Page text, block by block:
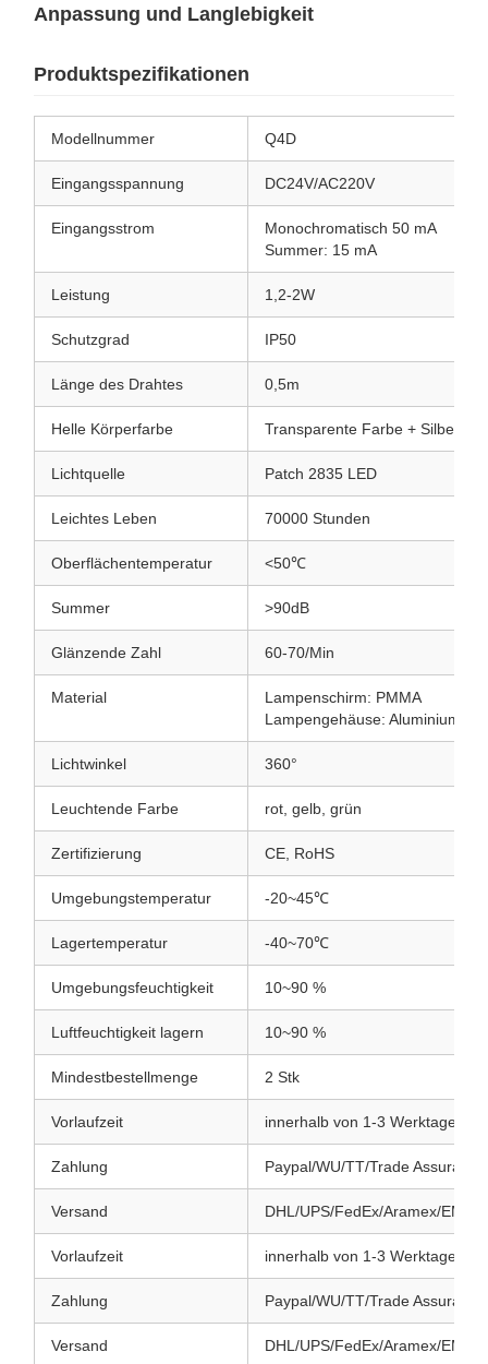
Anpassung und Langlebigkeit
Produktspezifikationen
Modellnummer Q4D
Eingangsspannung DC24V/AC220V
Eingangsstrom
Monochromatisch 50 mA
Summer: 15 mA
Leistung 1,2-2W
Schutzgrad IP50
Länge des Drahtes 0,5m
Helle Körperfarbe Transparente Farbe + Silber
Lichtquelle Patch 2835 LED
Leichtes Leben 70000 Stunden
Oberflächentemperatur <50℃
Summer >90dB
Glänzende Zahl 60-70/Min
Material
Lampenschirm: PMMA
Lampengehäuse: Aluminium
Lichtwinkel 360°
Leuchtende Farbe rot, gelb, grün
Zertifizierung CE, RoHS
Umgebungstemperatur -20~45℃
Lagertemperatur -40~70℃
Umgebungsfeuchtigkeit 10~90 %
Luftfeuchtigkeit lagern 10~90 %
Mindestbestellmenge 2 Stk
Vorlaufzeit innerhalb von 1-3 Werktagen
Zahlung Paypal/WU/TT/Trade
Versand DHL/UPS/FedEx/Aramex/EMS/
Vorlaufzeit innerhalb von 1-3 Werktagen
Zahlung Paypal/WU/TT/Trade
Versand DHL/UPS/FedEx/Aramex/EMS/